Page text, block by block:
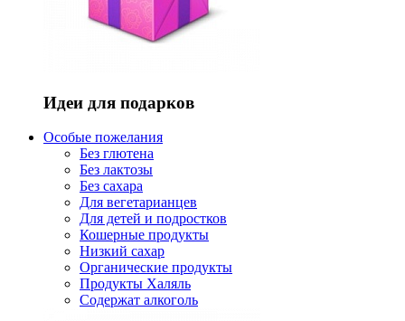
Идеи для подарков
Особые пожелания
Без глютена
Без лактозы
Без сахара
Для вегетарианцев
Для детей и подростков
Кошерные продукты
Низкий сахар
Органические продукты
Продукты Халяль
Содержат алкоголь